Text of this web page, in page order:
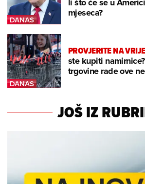
mjeseca?
PROVJERITE NA
ste kupiti
trgovine rade ove
JOŠ IZ